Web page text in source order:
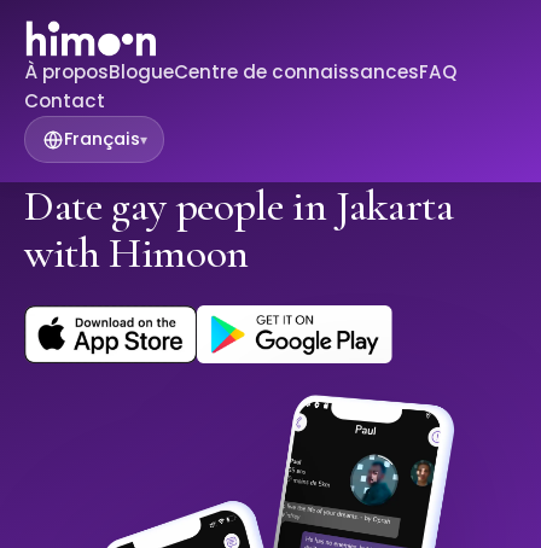
À proposBlogueCentre de connaissancesFAQ
Contact
Français▾
Date gay people in Jakarta
with Himoon